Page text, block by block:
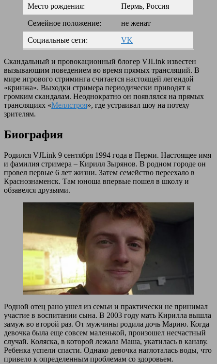
Место рождения: Пермь, Россия
Семейное положение: не женат
Социальные сети: VK
Скандальный и провокационный блогер VJLink известен
вызывающим поведением во время прямых трансляций. В
мире игрового стриминга считается настоящей легендой
«кринжа». Выходки стримера периодически приводят к
громким скандалам. Неоднократно он появлялся на прямых
трансляциях «Меллстроя», где устраивал шоу на потеху
зрителям.
Биография
Родился VJLink 9 сентября 1994 года в Перми. Настоящее имя
и фамилия стримера – Кирилл Зырянов. В родном городе он
провел первые 6 лет жизни. Затем семейство переехало в
Краснознаменск. Там юноша впервые пошел в школу и
обзавелся друзьями.
Родной отец рано ушел из семьи и практически не принимал
участие в воспитании сына. В 2003 году мать Кирилла вышла
замуж во второй раз. От мужчины родила дочь Марию. Когда
девочка была еще совсем маленькой, произошел несчастный
случай. Коляска, в которой лежала Маша, укатилась в канаву.
Ребенка успели спасти. Однако девочка наглоталась воды, что
привело к определенным проблемам со здоровьем.